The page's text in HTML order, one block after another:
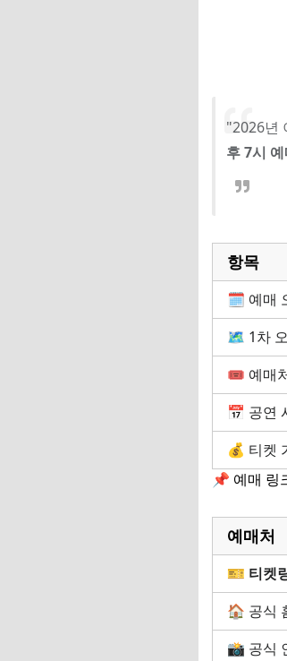
"2026년
후 7시
항목
🗓 예매
🗺 1차
🎟 예매
📅 공연
💰 티켓
📌 예매 링
예매처
🎫 티켓
🏠 공식
📸 공식